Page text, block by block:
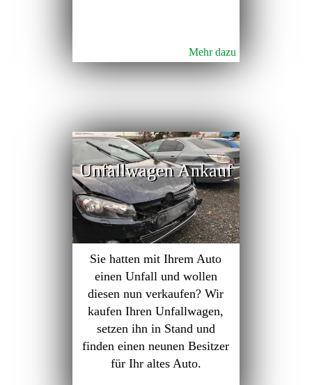
Mehr dazu
Unfallwagen Ankauf
Sie hatten mit Ihrem Auto
einen Unfall und wollen
diesen nun verkaufen? Wir
kaufen Ihren Unfallwagen,
setzen ihn in Stand und
finden einen neunen Besitzer
für Ihr altes Auto.